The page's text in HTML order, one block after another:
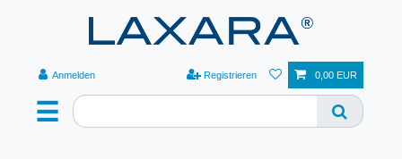
☰
Anmelden Registrieren 0,00 EUR